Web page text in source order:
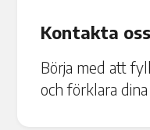
Kontakta
Börja med att
och förklara